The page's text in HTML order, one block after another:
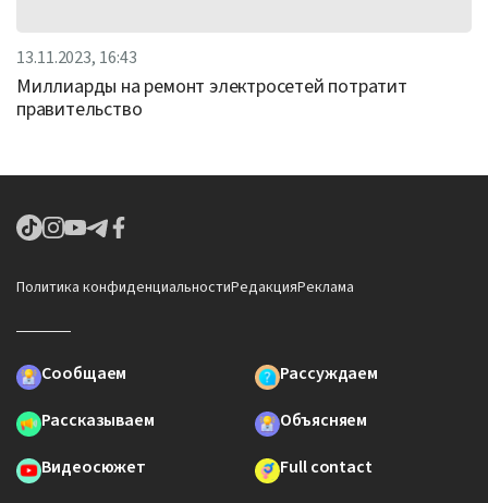
13.11.2023, 16:43
Миллиарды на ремонт электросетей потратит
правительство
Политика конфиденциальностиРедакцияРеклама
Сообщаем
Рассуждаем
Рассказываем
Объясняем
Видеосюжет
Full contact